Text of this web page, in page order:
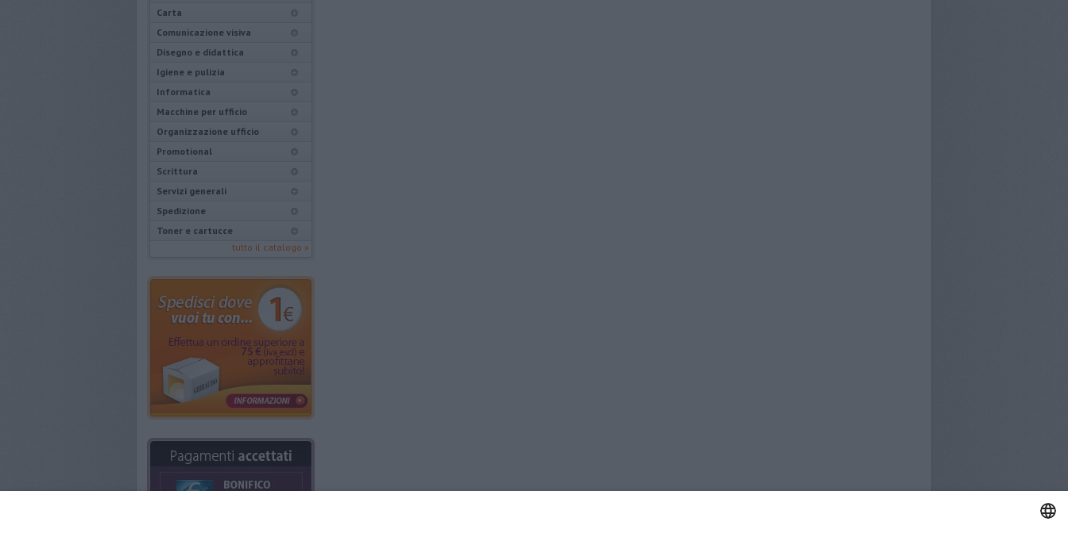
Carta
Comunicazione visiva
Disegno e didattica
Igiene e pulizia
Informatica
Macchine per ufficio
Organizzazione ufficio
Promotional
Scrittura
Servizi generali
Spedizione
Toner e cartucce
tutto il catalogo »